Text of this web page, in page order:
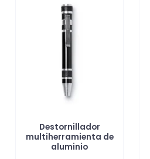
Destornillador
multiherramienta de
aluminio